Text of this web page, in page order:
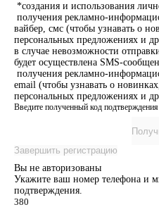
*создания и использования
получения рекламно-
вайбер, смс (чтобы узнавать о
персональных предложениях и
в случае невозможности
будет осуществлена SMS-
получения рекламно-
email (чтобы узнавать о
персональных предложениях и
Введите полученный код подтверждения
Завершить регистрацию
Вы не авторизованы
Укажите ваш номер телефона и
подтверждения.